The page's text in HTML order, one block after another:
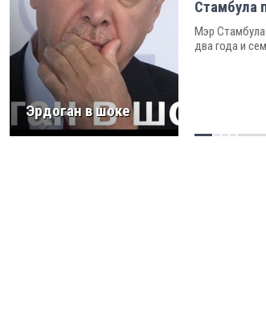
Эрдоган в шоке
Стамбула
Мэр
два года и